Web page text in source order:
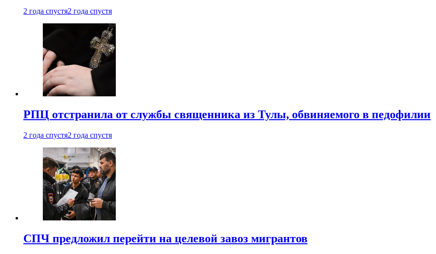
2 года спустя2 года спустя
РПЦ отстранила от службы священника из Тулы, обвиняемого в педофилии
2 года спустя2 года спустя
СПЧ предложил перейти на целевой завоз мигрантов